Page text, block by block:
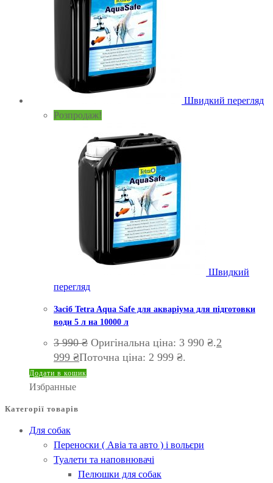
Швидкий перегляд
Розпродаж!
Швидкий
перегляд
Засіб Tetra Aqua Safe для акваріума для підготовки
води 5 л на 10000 л
3 990₴ Оригінальна ціна: 3 990 ₴.2
999 ₴Поточна ціна: 2 999 ₴.
Додати в кошик
Избранные
Категорії товарів
Для собак
Переноски ( Авіа та авто ) і вольєри
Туалети та наповнювачі
Пелюшки для собак